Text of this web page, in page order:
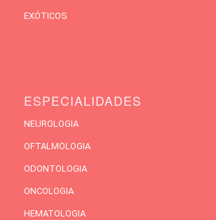
EXÓTICOS
ESPECIALIDADES
NEUROLOGIA
OFTALMOLOGIA
ODONTOLOGIA
ONCOLOGIA
HEMATOLOGIA